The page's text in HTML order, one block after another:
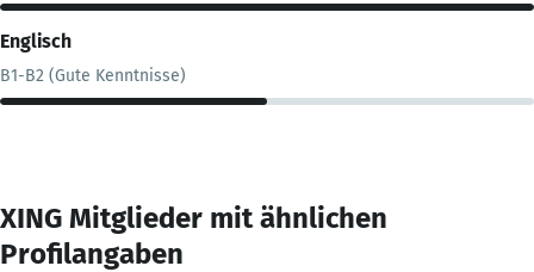
Englisch
B1-B2 (Gute Kenntnisse)
XING Mitglieder mit ähnlichen
Profilangaben